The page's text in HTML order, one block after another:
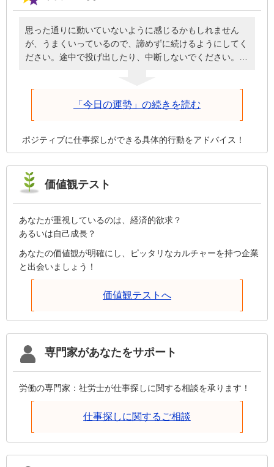
思った通りに動いていないように感じるかもしれません
が、うまくいっているので、諦めずに続けるようにしてく
ださい。途中で投げ出したり、中断しないでください。す
んな日はガツガツ動くよりも、周囲との人間関係を確認し
て、人とのつながりを円滑にしましょう。
「今日の運勢」の続きを読む
ポジティブに仕事探しができる具体的行動をアドバイス！
価値観テスト
あなたが重視しているのは、経済的欲求？
あるいは自己成長？
あなたの価値観が明確にし、ピッタリなカルチャーを持つ企業
と出会いましょう！
価値観テストへ
専門家があなたをサポート
労働の専門家：社労士が仕事探しに関する相談を承ります！
仕事探しに関するご相談